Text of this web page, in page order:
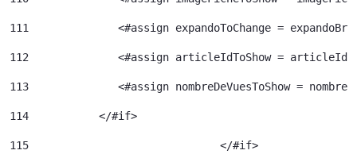
111
<#assign expandoToChange =
112
<#assign articleIdToShow =
113
<#assign nombreDeVuesToShow =
114
           </#if>
115
				 </#if>